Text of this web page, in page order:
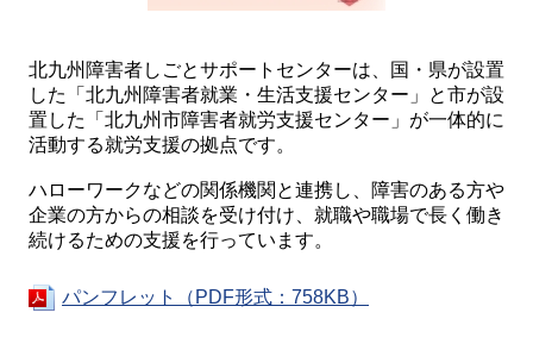
北九州障害者しごとサポートセンターは、国・県が設置
した「北九州障害者就業・生活支援センター」と市が設
置した「北九州市障害者就労支援センター」が一体的に
活動する就労支援の拠点です。
ハローワークなどの関係機関と連携し、障害のある方や
企業の方からの相談を受け付け、就職や職場で長く働き
続けるための支援を行っています。
パンフレット（PDF形式：758KB）